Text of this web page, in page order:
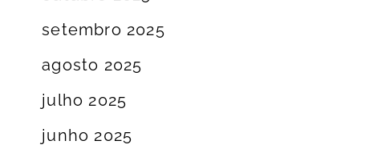
setembro 2025
agosto 2025
julho 2025
junho 2025